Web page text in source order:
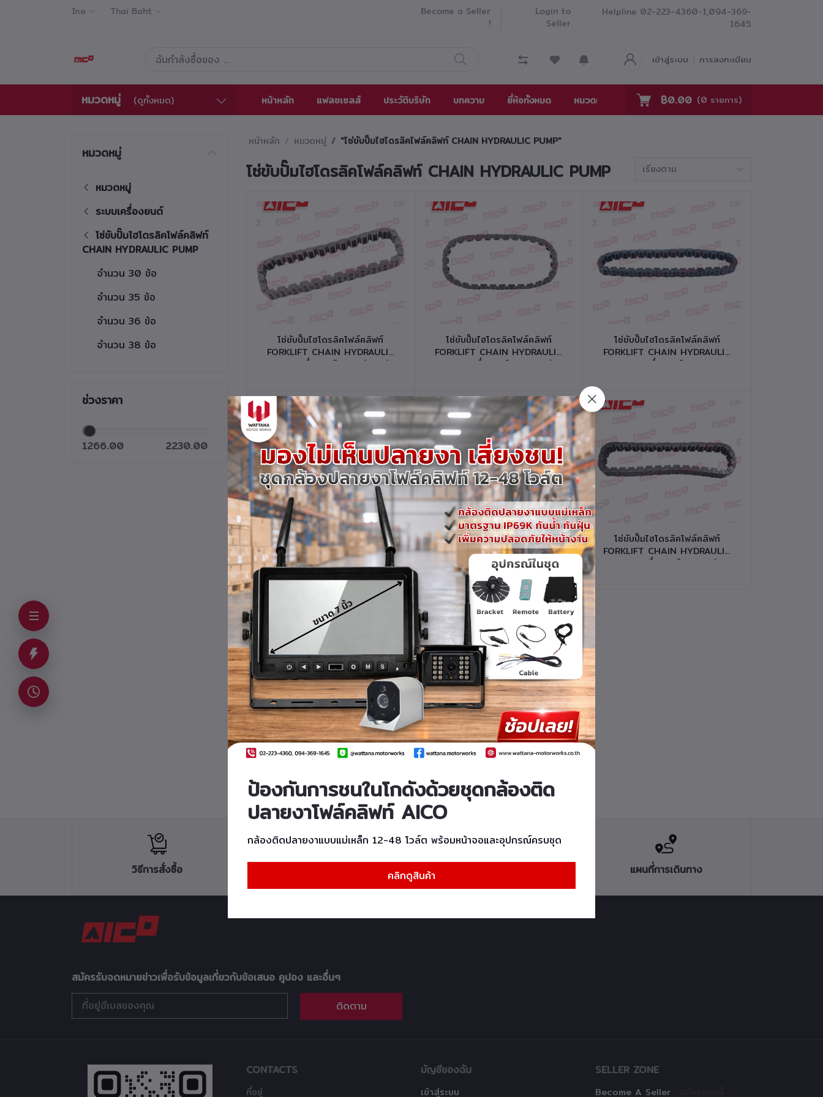
ไทย Thai Baht
Become a Seller
!
Login to
Seller
Helpline 02-223-4360-1,094-369-
1645
เข้าสู่ระบบ การลงทะเบียน
หมวดหมู่ (ดูทั้งหมด) หน้าหลัก แฟลชเซลส์ ประวัติบริษัท บทความ ยี่ห้อทั้งหมด หมวดหมู่ ร่วมงานกับเรา ติดต่อเรา
฿0.00 (0 รายการ)
หมวดหมู่
หมวดหมู่
ระบบเครื่องยนต์
โซ่ขับปั๊มไฮโดรลิคโฟล์คลิฟท์
CHAIN HYDRAULIC PUMP
จำนวน 30 ข้อ
จำนวน 35 ข้อ
จำนวน 36 ข้อ
จำนวน 38 ข้อ
ช่วงราคา
1266.00 2230.00
หน้าหลัก หมวดหมู่ "โซ่ขับปั๊มไฮโดรลิคโฟล์คลิฟท์ CHAIN HYDRAULIC PUMP"
โซ่ขับปั๊มไฮโดรลิคโฟล์คลิฟท์ CHAIN HYDRAULIC PUMP เรียงตาม
หยิบใส่ตะกร้า
โซ่ขับปั๊มไฮโดรลิคโฟล์คลิฟท์
FORKLIFT CHAIN HYDRAULIC
หยิบใส่ตะกร้า
โซ่ขับปั๊มไฮโดรลิคโฟล์คลิฟท์
FORKLIFT CHAIN HYDRAULIC
หยิบใส่ตะกร้า
โซ่ขับปั๊มไฮโดรลิคโฟล์คลิฟท์
FORKLIFT CHAIN HYDRAULIC
หยิบใส่ตะกร้า
โซ่ขับปั๊มไฮโดรลิคโฟล์คลิฟท์
FORKLIFT CHAIN HYDRAULIC
PUMP เครื่องยนต์ K21 รหัส
สินค้า 10332-N0054
หยิบใส่ตะกร้า
โซ่ขับปั๊มไฮโดรลิคโฟล์คลิฟท์
FORKLIFT CHAIN HYDRAULIC
PUMP เครื่องยนต์ H20 รหัส
สินค้า 10332-N0024
หยิบใส่ตะกร้า
โซ่ขับปั๊มไฮโดรลิคโฟล์คลิฟท์
FORKLIFT CHAIN HYDRAULIC
หยิบใส่ตะกร้า
โซ่ขับปั๊มไฮโดรลิคโฟล์คลิฟท์
FORKLIFT CHAIN HYDRAULIC
PUMP เครื่องยนต์ H20 รหัส
วิธีการสั่งซื้อ แผนที่การเดินทาง
สมัครรับจดหมายข่าวเพื่อรับข้อมูลเกี่ยวกับข้อเสนอ คูปอง และอื่นๆ
ติดตาม
CONTACTS
ที่อยู่
บัญชีของฉัน
เข้าสู่ระบบ
SELLER ZONE
Become A Seller
ป้องกันการชนในโกดังด้วยชุดกล้องติด
ปลายงาโฟล์คลิฟท์ AICO
กล้องติดปลายงาแบบแม่เหล็ก 12-48 โวล์ต พร้อมหน้าจอและอุปกรณ์ครบชุด
คลิกดูสินค้า